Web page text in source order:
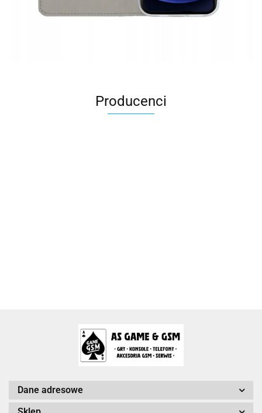
Producenci
Arc System Works Europe
Dane adresowe